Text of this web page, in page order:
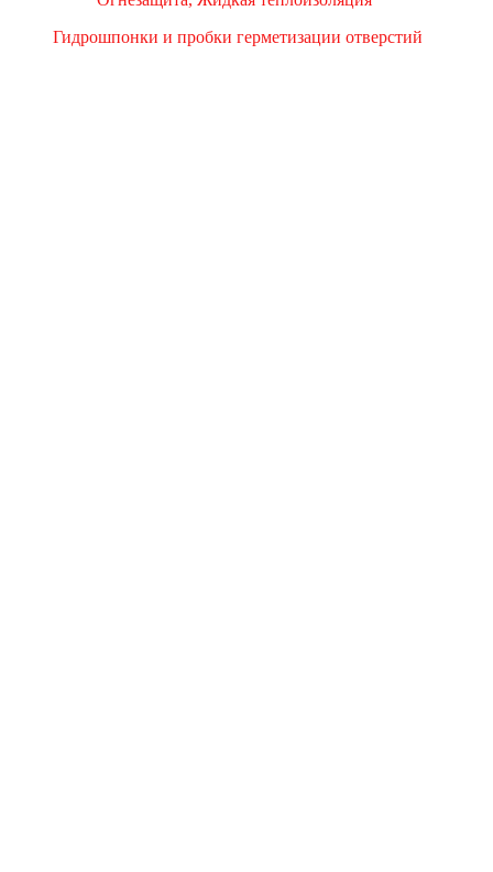
Гидрошпонки и пробки герметизации отверстий